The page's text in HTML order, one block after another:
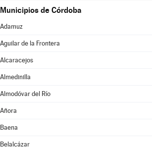
Municipios de Córdoba
Adamuz
Aguilar de la Frontera
Alcaracejos
Almedinilla
Almodóvar del Río
Añora
Baena
Belalcázar